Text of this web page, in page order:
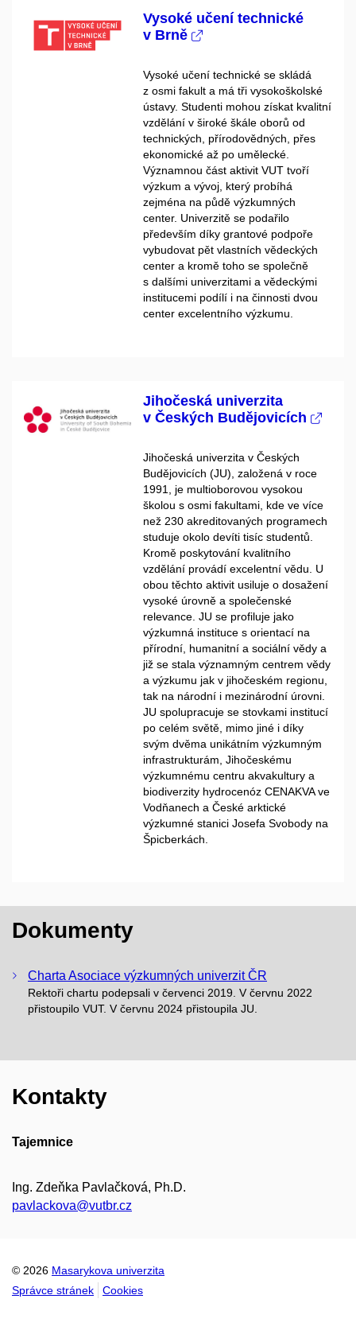
Vysoké učení technické
v Brně
Vysoké učení technické se skládá
z osmi fakult a má tři vysokoškolské
ústavy. Studenti mohou získat kvalitní
vzdělání v široké škále oborů od
technických, přírodovědných, přes
ekonomické až po umělecké.
Významnou část aktivit VUT tvoří
výzkum a vývoj, který probíhá
zejména na půdě výzkumných
center. Univerzitě se podařilo
především díky grantové podpoře
vybudovat pět vlastních vědeckých
center a kromě toho se společně
s dalšími univerzitami a vědeckými
institucemi podílí i na činnosti dvou
center excelentního výzkumu.
Jihočeská univerzita
v Českých Budějovicích
Jihočeská univerzita v Českých
Budějovicích (JU), založená v roce
1991, je multioborovou vysokou
školou s osmi fakultami, kde ve více
než 230 akreditovaných programech
studuje okolo devíti tisíc studentů.
Kromě poskytování kvalitního
vzdělání provádí excelentní vědu. U
obou těchto aktivit usiluje o dosažení
vysoké úrovně a společenské
relevance. JU se profiluje jako
výzkumná instituce s orientací na
přírodní, humanitní a sociální vědy a
již se stala významným centrem vědy
a výzkumu jak v jihočeském regionu,
tak na národní i mezinárodní úrovni.
JU spolupracuje se stovkami institucí
po celém světě, mimo jiné i díky
svým dvěma unikátním výzkumným
infrastrukturám, Jihočeskému
výzkumnému centru akvakultury a
biodiverzity hydrocenóz CENAKVA ve
Vodňanech a České arktické
výzkumné stanici Josefa Svobody na
Špicberkách.
Dokumenty
Charta Asociace výzkumných univerzit ČR
Rektoři chartu podepsali v červenci 2019. V červnu 2022
přistoupilo VUT. V červnu 2024 přistoupila JU.
Kontakty
Tajemnice
Ing. Zdeňka Pavlačková, Ph.D.
pavlackova@vutbr.cz
© 2026 Masarykova univerzita
Správce stránek
Cookies